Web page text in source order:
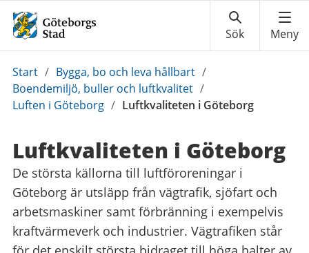
Du
är
här:
Start / Bygga, bo och leva hållbart /
Boendemiljö, buller och luftkvalitet /
Luften i Göteborg / Luftkvaliteten i Göteborg
Luftkvaliteten i Göteborg
De största källorna till luftföroreningar i
Göteborg är utsläpp från vägtrafik, sjöfart och
arbetsmaskiner samt förbränning i exempelvis
kraftvärmeverk och industrier. Vägtrafiken står